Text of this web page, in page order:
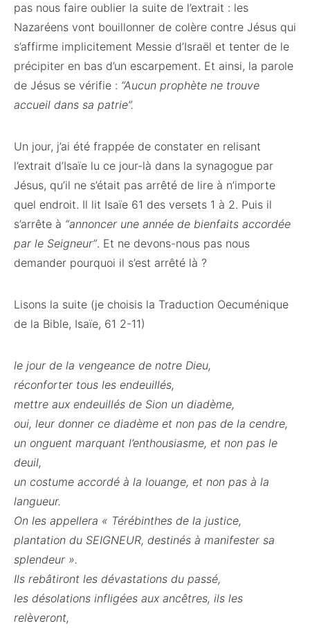
pas nous faire oublier la suite de l’extrait : les
Nazaréens vont bouillonner de colère contre Jésus qui
s’affirme implicitement Messie d’Israël et tenter de le
précipiter en bas d’un escarpement. Et ainsi, la parole
de Jésus se vérifie : “Aucun prophète ne trouve
accueil dans sa patrie”.
Un jour, j’ai été frappée de constater en relisant
l’extrait d’Isaïe lu ce jour-là dans la synagogue par
Jésus, qu’il ne s’était pas arrêté de lire à n’importe
quel endroit. Il lit Isaïe 61 des versets 1 à 2. Puis il
s’arrête à “annoncer une année de bienfaits accordée
par le Seigneur”. Et ne devons-nous pas nous
demander pourquoi il s’est arrêté là ?
Lisons la suite (je choisis la Traduction Oecuménique
de la Bible, Isaïe, 61 2-11)
le jour de la vengeance de notre Dieu,
réconforter tous les endeuillés,
mettre aux endeuillés de Sion un diadème,
oui, leur donner ce diadème et non pas de la cendre,
un onguent marquant l’enthousiasme, et non pas le
deuil,
un costume accordé à la louange, et non pas à la
langueur.
On les appellera « Térébinthes de la justice,
plantation du SEIGNEUR, destinés à manifester sa
splendeur ».
Ils rebâtiront les dévastations du passé,
les désolations infligées aux ancêtres, ils les
relèveront,